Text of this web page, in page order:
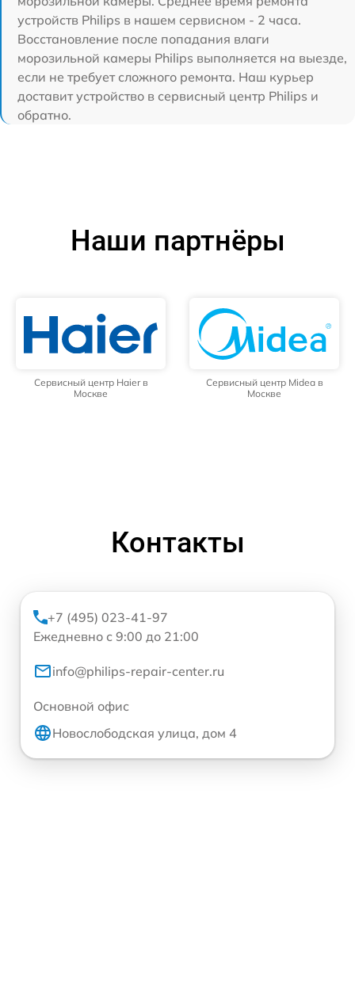
устройств Philips в нашем сервисном - 2 часа.
Восстановление после попадания влаги
морозильной камеры Philips выполняется на выезде,
если не требует сложного ремонта. Наш курьер
доставит устройство в сервисный центр Philips и
обратно.
Наши партнёры
Сервисный центр Haier в
Москве
Сервисный центр Midea в
Москве
Контакты
+7 (495) 023-41-97
Ежедневно с 9:00 до 21:00
info@philips-repair-center.ru
Основной офис
Новослободская улица, дом 4